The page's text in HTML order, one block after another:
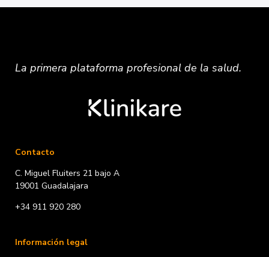
La primera plataformaprofesionalde la salud.
Contacto
C. Miguel Fluiters 21 bajo A
19001 Guadalajara
+34 911 920 280
Información legal